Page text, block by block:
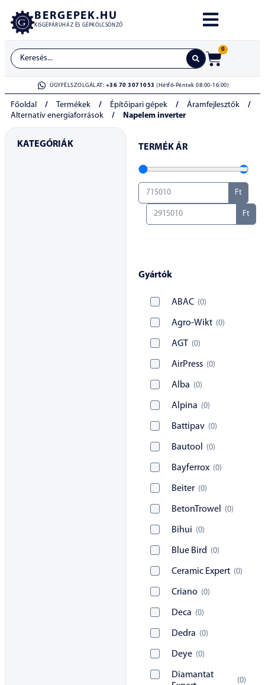
BERGEPEK.HU
KISGÉPÁRUHÁZ ÉS GÉPKÖLCSÖNZŐ
0
ÜGYFÉLSZOLGÁLAT: +36 70 3071053 (Hétfő-Péntek 08:00-16:00)
Főoldal / Termékek / Építőipari gépek / Áramfejlesztők
/
Alternatív energiaforrások
/ Napelem inverter
TERMÉK ÁR
Ft
Ft
Gyártók
ABAC (0)
Agro-Wikt (0)
AGT (0)
AirPress (0)
Alba (0)
Alpina (0)
Battipav (0)
Bautool (0)
Bayferrox (0)
Beiter (0)
BetonTrowel (0)
Bihui (0)
Blue Bird (0)
Ceramic Expert (0)
Criano (0)
Deca (0)
Dedra (0)
Deye (0)
Diamantat
(0)
KATEGÓRIÁK